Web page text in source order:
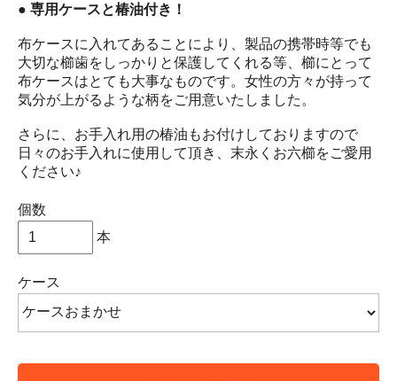
● 専用ケースと椿油付き！
布ケースに入れてあることにより、製品の携帯時等でも
大切な櫛歯をしっかりと保護してくれる等、櫛にとって
布ケースはとても大事なものです。女性の方々が持って
気分が上がるような柄をご用意いたしました。
さらに、お手入れ用の椿油もお付けしておりますので
日々のお手入れに使用して頂き、末永くお六櫛をご愛用
ください♪
個数
本
ケース